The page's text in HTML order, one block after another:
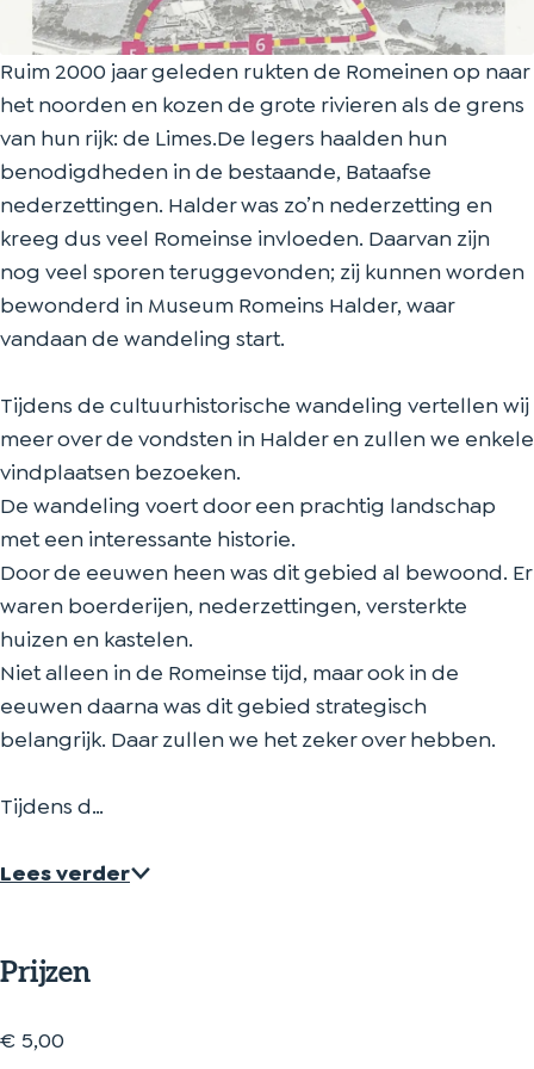
h
e
W
a
n
d
e
l
i
n
g
c
h
e
W
a
n
d
e
l
i
g
s
c
h
e
W
a
n
d
e
l
n
g
e
W
a
n
d
e
l
i
n
g
r
i
s
c
h
e
W
a
n
d
e
i
n
g
Ruim 2000 jaar geleden rukten de Romeinen op naar
het noorden en kozen de grote rivieren als de grens
van hun rijk: de Limes.De legers haalden hun
benodigdheden in de bestaande, Bataafse
nederzettingen. Halder was zo’n nederzetting en
kreeg dus veel Romeinse invloeden. Daarvan zijn
nog veel sporen teruggevonden; zij kunnen worden
bewonderd in Museum Romeins Halder, waar
vandaan de wandeling start.
Tijdens de cultuurhistorische wandeling vertellen wij
meer over de vondsten in Halder en zullen we enkele
vindplaatsen bezoeken.
De wandeling voert door een prachtig landschap
met een interessante historie.
Door de eeuwen heen was dit gebied al bewoond. Er
waren boerderijen, nederzettingen, versterkte
huizen en kastelen.
Niet alleen in de Romeinse tijd, maar ook in de
eeuwen daarna was dit gebied strategisch
belangrijk. Daar zullen we het zeker over hebben.
Tijdens d…
Lees verder
Prijzen
€ 5,00